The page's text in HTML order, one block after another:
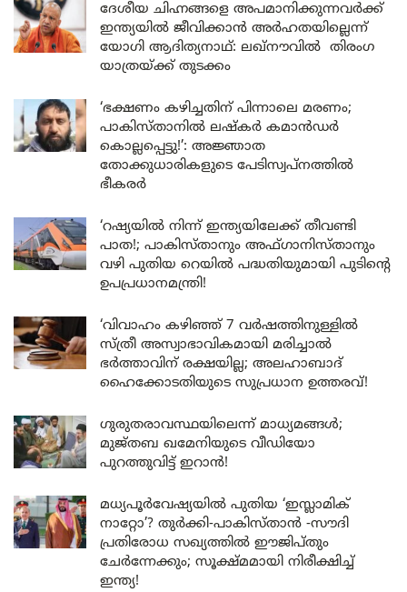
ദേശീയ ചിഹ്നങ്ങളെ അപമാനിക്കുന്നവർക്ക്
ഇന്ത്യയിൽ ജീവിക്കാൻ അർഹതയില്ലെന്ന്
യോഗി ആദിത്യനാഥ്: ലഖ്‌നൗവിൽ തിരംഗ
യാത്രയ്ക്ക് തുടക്കം
‘ഭക്ഷണം കഴിച്ചതിന് പിന്നാലെ മരണം;
പാകിസ്താനിൽ ലഷ്കർ കമാൻഡർ
കൊല്ലപ്പെട്ടു!’: അജ്ഞാത
തോക്കുധാരികളുടെ പേടിസ്വപ്നത്തിൽ
ഭീകരർ
‘റഷ്യയിൽ നിന്ന് ഇന്ത്യയിലേക്ക് തീവണ്ടി
പാത!; പാകിസ്താനും അഫ്ഗാനിസ്താനും
വഴി പുതിയ റെയിൽ പദ്ധതിയുമായി പുടിന്റെ
ഉപപ്രധാനമന്ത്രി!
‘വിവാഹം കഴിഞ്ഞ് 7 വർഷത്തിനുള്ളിൽ
സ്ത്രീ അസ്വാഭാവികമായി മരിച്ചാൽ
ഭർത്താവിന് രക്ഷയില്ല; അലഹാബാദ്
ഹൈക്കോടതിയുടെ സുപ്രധാന ഉത്തരവ്!
ഗുരുതരാവസ്ഥയിലെന്ന് മാധ്യമങ്ങൾ;
മുജ്തബ ഖമേനിയുടെ വീഡിയോ
പുറത്തുവിട്ട് ഇറാൻ!
മധ്യപൂർവേഷ്യയിൽ പുതിയ ‘ഇസ്ലാമിക്
നാറ്റോ’? തുർക്കി-പാകിസ്താൻ -സൗദി
പ്രതിരോധ സഖ്യത്തിൽ ഈജിപ്തും
ചേർന്നേക്കും; സൂക്ഷ്മമായി നിരീക്ഷിച്ച്
ഇന്ത്യ!